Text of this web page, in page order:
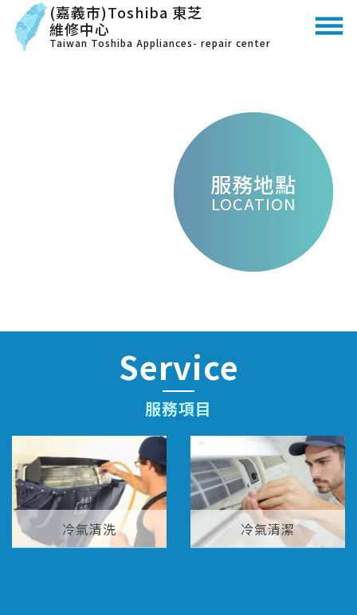
(嘉義市)Toshiba 東芝
維修中心
Taiwan Toshiba Appliances- repair center
服務地點
LOCATION
Service
服務項目
冷氣清洗 冷氣清潔